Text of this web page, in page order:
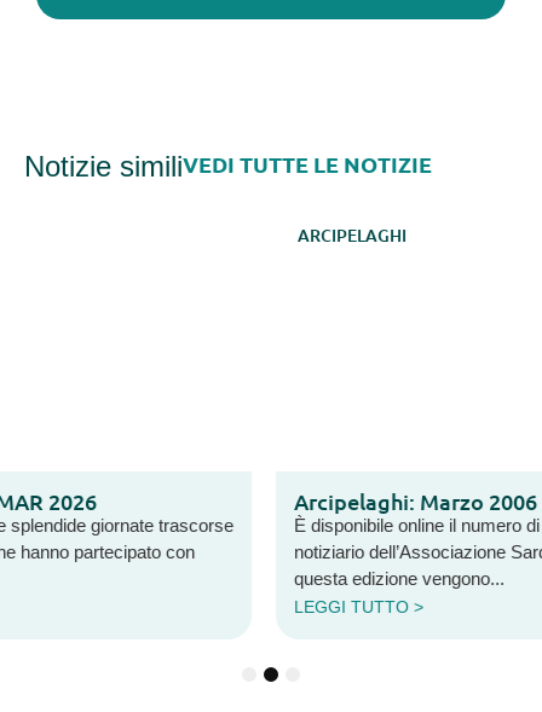
Notizie similiVEDI TUTTE LE NOTIZIE
Arcipelaghi: Marzo 2006
È disponibile online il numero di aprile 2006 di “Arcipelaghi”, il
notiziario dell’Associazione Sarda Malati Reumatici. In